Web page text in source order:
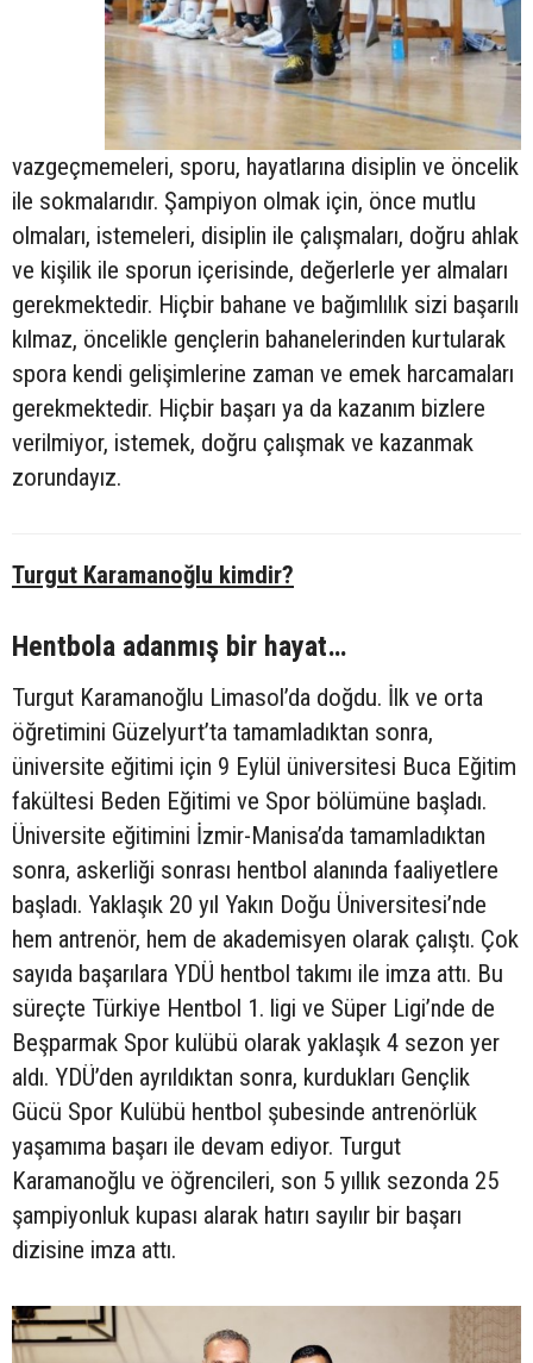
vazgeçmemeleri, sporu, hayatlarına disiplin ve öncelik
ile sokmalarıdır. Şampiyon olmak için, önce mutlu
olmaları, istemeleri, disiplin ile çalışmaları, doğru ahlak
ve kişilik ile sporun içerisinde, değerlerle yer almaları
gerekmektedir. Hiçbir bahane ve bağımlılık sizi başarılı
kılmaz, öncelikle gençlerin bahanelerinden kurtularak
spora kendi gelişimlerine zaman ve emek harcamaları
gerekmektedir. Hiçbir başarı ya da kazanım bizlere
verilmiyor, istemek, doğru çalışmak ve kazanmak
zorundayız.
Turgut Karamanoğlu kimdir?
Hentbola adanmış bir hayat…
Turgut Karamanoğlu Limasol’da doğdu. İlk ve orta
öğretimini Güzelyurt’ta tamamladıktan sonra,
üniversite eğitimi için 9 Eylül üniversitesi Buca Eğitim
fakültesi Beden Eğitimi ve Spor bölümüne başladı.
Üniversite eğitimini İzmir-Manisa’da tamamladıktan
sonra, askerliği sonrası hentbol alanında faaliyetlere
başladı. Yaklaşık 20 yıl Yakın Doğu Üniversitesi’nde
hem antrenör, hem de akademisyen olarak çalıştı. Çok
sayıda başarılara YDÜ hentbol takımı ile imza attı. Bu
süreçte Türkiye Hentbol 1. ligi ve Süper Ligi’nde de
Beşparmak Spor kulübü olarak yaklaşık 4 sezon yer
aldı. YDÜ’den ayrıldıktan sonra, kurdukları Gençlik
Gücü Spor Kulübü hentbol şubesinde antrenörlük
yaşamıma başarı ile devam ediyor. Turgut
Karamanoğlu ve öğrencileri, son 5 yıllık sezonda 25
şampiyonluk kupası alarak hatırı sayılır bir başarı
dizisine imza attı.